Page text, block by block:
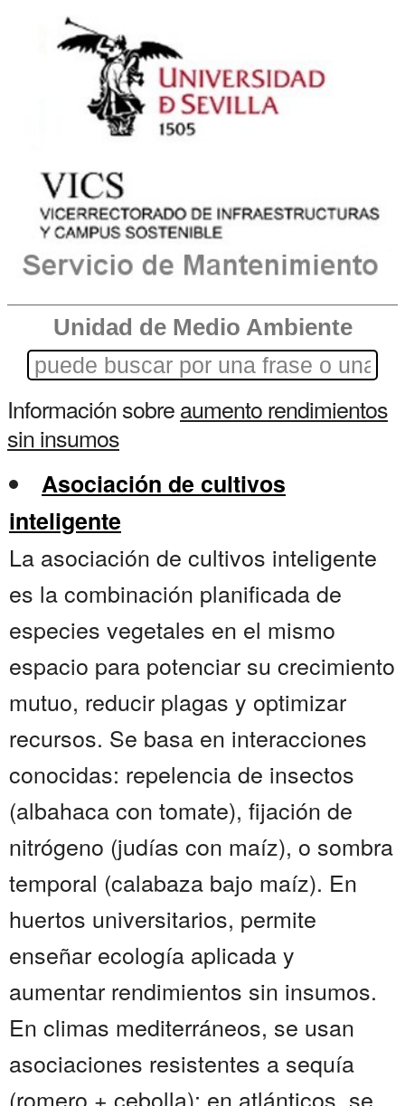
Unidad de Medio Ambiente
Información sobreaumento rendimientos
sin insumos
Asociación de cultivos
inteligente
La asociación de cultivos inteligente
es la combinación planificada de
especies vegetales en el mismo
espacio para potenciar su crecimiento
mutuo, reducir plagas y optimizar
recursos. Se basa en interacciones
conocidas: repelencia de insectos
(albahaca con tomate), fijación de
nitrógeno (judías con maíz), o sombra
temporal (calabaza bajo maíz). En
huertos universitarios, permite
enseñar ecología aplicada y
aumentar rendimientos sin insumos.
En climas mediterráneos, se usan
asociaciones resistentes a sequía
(romero + cebolla); en atlánticos, se